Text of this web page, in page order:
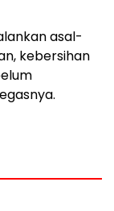
asal-
kebersihan